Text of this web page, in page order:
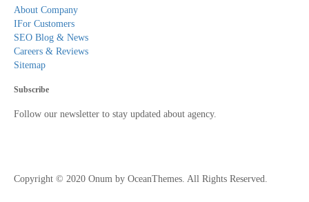
About Company
IFor Customers
SEO Blog & News
Careers & Reviews
Sitemap
Subscribe
Follow our newsletter to stay updated about agency.
Copyright © 2020 Onum by OceanThemes. All Rights Reserved.